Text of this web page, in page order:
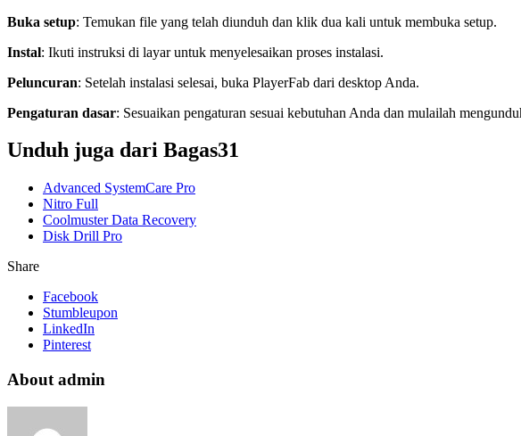
Buka setup: Temukan file yang telah diunduh dan klik dua kali untuk membuka setup.
Instal: Ikuti instruksi di layar untuk menyelesaikan proses instalasi.
Peluncuran: Setelah instalasi selesai, buka PlayerFab dari desktop Anda.
Pengaturan dasar: Sesuaikan pengaturan sesuai kebutuhan Anda dan mulailah
Unduh juga dari Bagas31
Advanced SystemCare Pro
Nitro Full
Coolmuster Data Recovery
Disk Drill Pro
Share
Facebook
Stumbleupon
LinkedIn
Pinterest
About admin